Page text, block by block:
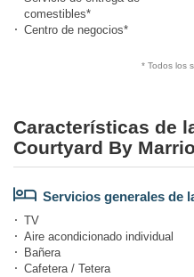
comestibles*
Centro de negocios*
* Todos los
Características de
Courtyard By
Servicios generales de
TV
Aire acondicionado individual
Bañera
Cafetera / Tetera